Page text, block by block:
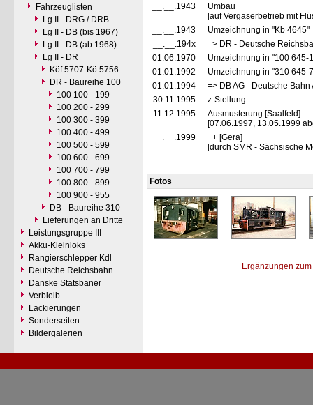
Fahrzeuglisten
Lg II - DRG / DRB
Lg II - DB (bis 1967)
Lg II - DB (ab 1968)
Lg II - DR
Köf 5707-Kö 5756
DR - Baureihe 100
100 100 - 199
100 200 - 299
100 300 - 399
100 400 - 499
100 500 - 599
100 600 - 699
100 700 - 799
100 800 - 899
100 900 - 955
DB - Baureihe 310
Lieferungen an Dritte
Leistungsgruppe III
Akku-Kleinloks
Rangierschlepper Kdl
Deutsche Reichsbahn
Danske Statsbaner
Verbleib
Lackierungen
Sonderseiten
Bildergalerien
__.__.1943
Umbau
[auf Vergaserbetrieb mit
__.__.1943
Umzeichnung in "Kb 4645"
__.__.194x
=> DR - Deutsche
01.06.1970
Umzeichnung in "100 645-
01.01.1992
Umzeichnung in "310 645-
01.01.1994
=> DB AG - Deutsche
30.11.1995
z-Stellung
11.12.1995
Ausmusterung [Saalfeld]
[07.06.1997, 13.05.1999
__.__.1999
++ [Gera]
[durch SMR - Sächsische
Fotos
Ergänzungen